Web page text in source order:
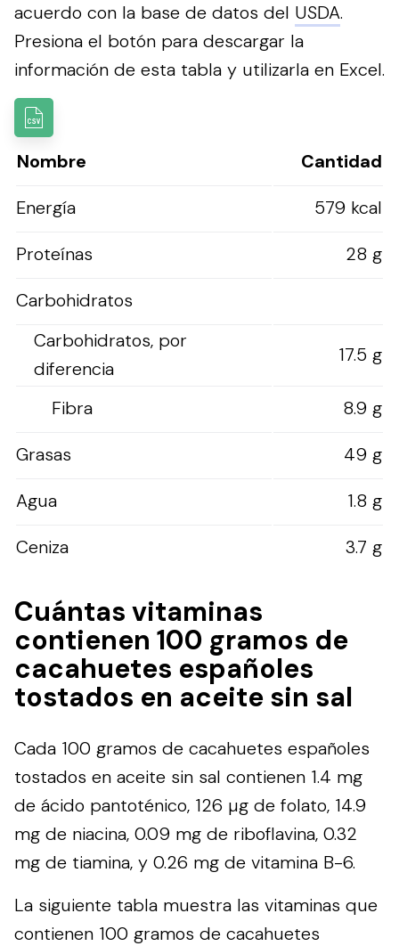
acuerdo con la base de datos del USDA.
Presiona el botón para descargar la
información de esta tabla y utilizarla en Excel.
Nombre
Cantidad
Energía
579 kcal
Proteínas
28 g
Carbohidratos
Carbohidratos, por
diferencia
17.5 g
Fibra
8.9 g
Grasas
49 g
Agua
1.8 g
Ceniza
3.7 g
Cuántas vitaminas
contienen 100 gramos de
cacahuetes españoles
tostados en aceite sin sal
Cada 100 gramos de cacahuetes españoles
tostados en aceite sin sal contienen 1.4 mg
de ácido pantoténico, 126 µg de folato, 14.9
mg de niacina, 0.09 mg de riboflavina, 0.32
mg de tiamina, y 0.26 mg de vitamina B-6.
La siguiente tabla muestra las vitaminas que
contienen 100 gramos de cacahuetes